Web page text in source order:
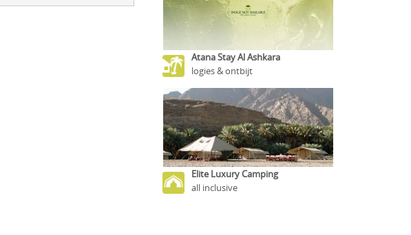
Atana Stay Al Ashkara
logies & ontbijt
Elite Luxury Camping
all inclusive